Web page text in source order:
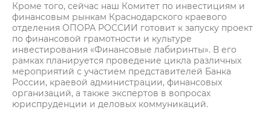
Кроме того, сейчас наш Комитет по инвестициям и
финансовым рынкам Краснодарского краевого
отделения ОПОРА РОССИИ готовит к запуску проект
по финансовой грамотности и культуре
инвестирования «Финансовые лабиринты». В его
рамках планируется проведение цикла различных
мероприятий с участием представителей Банка
России, краевой администрации, финансовых
организаций, а также экспертов в вопросах
юриспруденции и деловых коммуникаций.